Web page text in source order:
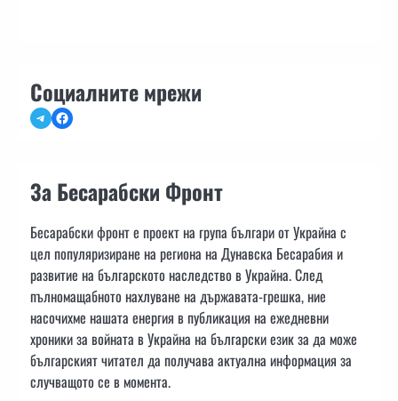
Социалните мрежи
TelegramFacebook
За Бесарабски Фронт
Бесарабски фронт е проект на група българи от Украйна с
цел популяризиране на региона на Дунавска Бесарабия и
развитие на българското наследство в Украйна. След
пълномащабното нахлуване на държавата-грешка, ние
насочихме нашата енергия в публикация на ежедневни
хроники за войната в Украйна на български език за да може
българският читател да получава актуална информация за
случващото се в момента.